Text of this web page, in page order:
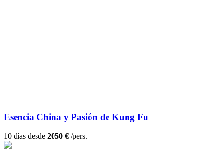
Esencia China y Pasión de Kung Fu
10 días desde 2050 € /pers.